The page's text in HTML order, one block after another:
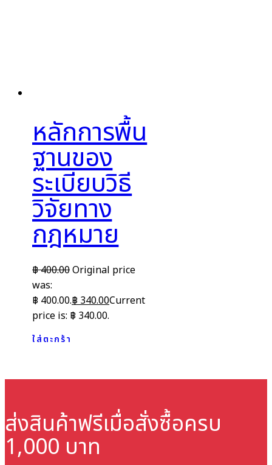
หลักการพื้น
ฐานของ
ระเบียบวิธี
วิจัยทาง
กฎหมาย
฿400.00Original price
was:
฿ 400.00.฿ 340.00Current
price is: ฿ 340.00.
ใส่ตะกร้า
ส่งสินค้าฟรีเมื่อสั่งซื้อครบ
1,000 บาท